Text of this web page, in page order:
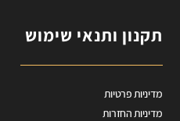
תקנון ותנאי שימוש
מדיניות פרטיות
מדיניות החזרות